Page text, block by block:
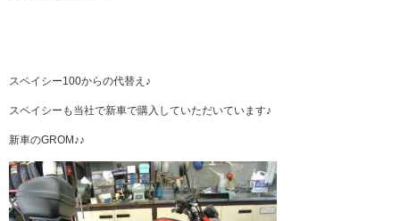
スペイシー100からの代替え♪
スペイシーも当社で新車で購入していただいています♪
新車のGROM♪♪